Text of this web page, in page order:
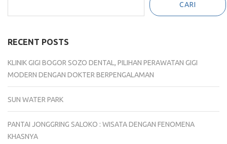
CARI
RECENT POSTS
KLINIK GIGI BOGOR SOZO DENTAL, PILIHAN PERAWATAN GIGI
MODERN DENGAN DOKTER BERPENGALAMAN
SUN WATER PARK
PANTAI JONGGRING SALOKO : WISATA DENGAN FENOMENA
KHASNYA